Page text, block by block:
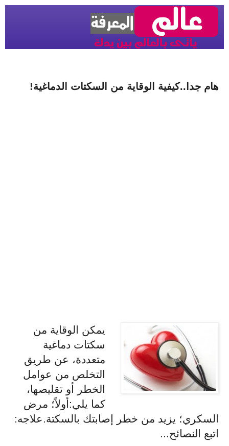
هام جدا..كيفية الوقاية من السكتات الدماغية!
يمكن الوقاية من
سكتات دماغية
متعددة، عن طريق
التخلص من عوامل
الخطر أو تقليصها،
كما يلي:أولاً؛ مرض
السكري؛ يزيد من خطر إصابتك بالسكتة.علاجه:
اتبع النصائح...